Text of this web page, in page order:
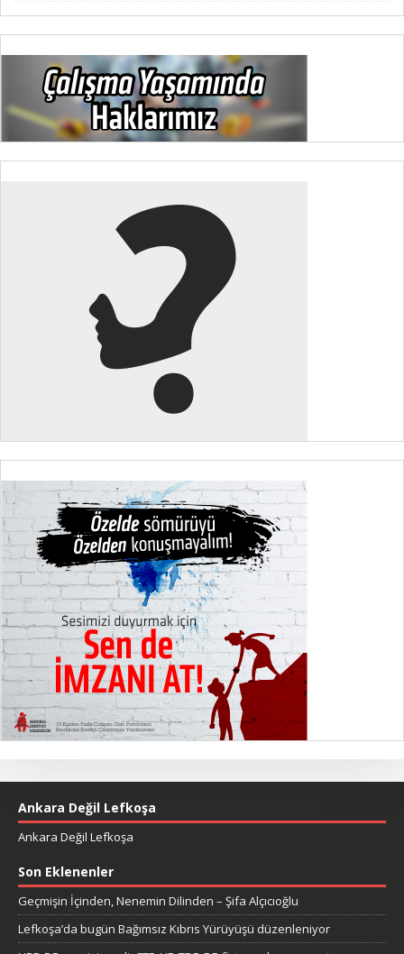
Ankara Değil Lefkoşa
Ankara Değil Lefkoşa
Son Eklenenler
Geçmişin İçinden, Nenemin Dilinden – Şifa Alçıcıoğlu
Lefkoşa’da bugün Bağımsız Kıbrıs Yürüyüşü düzenleniyor